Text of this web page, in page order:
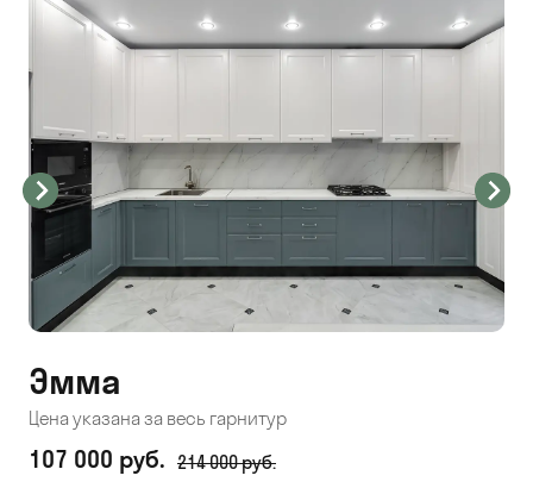
Эмма
Цена указана за весь гарнитур
107 000 руб. 214 000 руб.